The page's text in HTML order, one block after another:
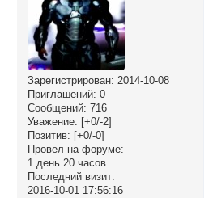
Зарегистрирован: 2014-10-08
Приглашений: 0
Сообщений: 716
Уважение: [+0/-2]
Позитив: [+0/-0]
Провел на форуме:
1 день 20 часов
Последний визит:
2016-10-01 17:56:16